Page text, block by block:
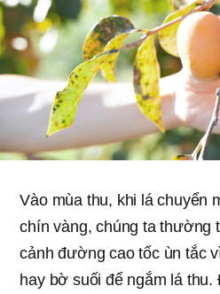
Vào mùa thu, khi lá chuyển
chín vàng, chúng ta thường
cảnh đường cao tốc ùn tắc
hay bờ suối để ngắm lá